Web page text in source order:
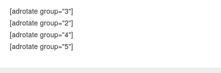
[adrotate group="3"]
[adrotate group="2"]
[adrotate group="4"]
[adrotate group="5"]